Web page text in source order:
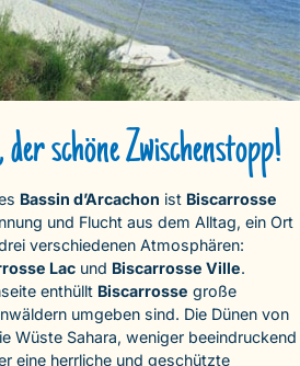
schöne Zwischenstopp!
Bassin d’Arcachon ist Biscarrosse
und Flucht aus dem Alltag, ein Ort
verschiedenen Atmosphären:
Lac und Biscarrosse Ville.
enthüllt Biscarrosse große
umgeben sind. Die Dünen von
Wüste Sahara, weniger beeindruckend
eine herrliche und geschützte